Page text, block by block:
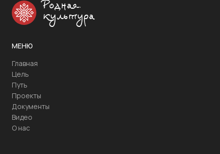
Родная
культура
МЕНЮ
Главная
Цель
Путь
Проекты
Документы
Видео
О нас